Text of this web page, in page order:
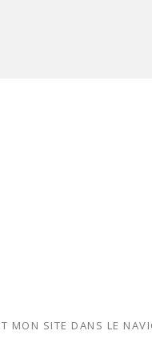
MON SITE DANS LE